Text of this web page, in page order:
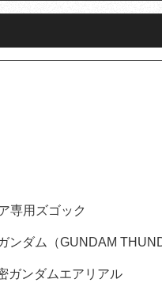
専用ズゴック
ンダム（GUNDAM
ガンダムエアリアル